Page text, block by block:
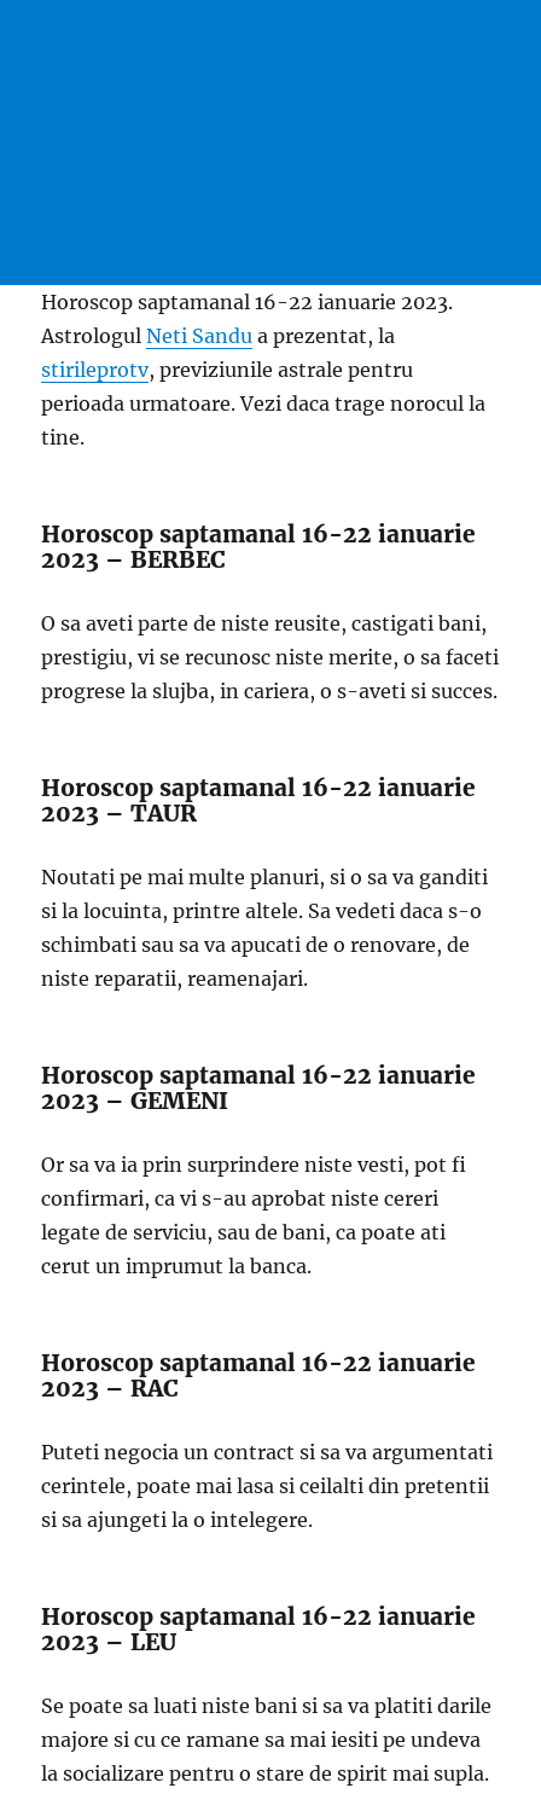
Horoscop saptamanal 16-22 ianuarie 2023.
AstrologulNeti Sandu a prezentat, la
stirileprotv, previziunile astrale pentru
perioada urmatoare. Vezi daca trage norocul la
tine.
Horoscop saptamanal 16-22 ianuarie
2023 – BERBEC
O sa aveti parte de niste reusite, castigati bani,
prestigiu, vi se recunosc niste merite, o sa faceti
progrese la slujba, in cariera, o s-aveti si succes.
Horoscop saptamanal 16-22 ianuarie
2023 – TAUR
Noutati pe mai multe planuri, si o sa va ganditi
si la locuinta, printre altele. Sa vedeti daca s-o
schimbati sau sa va apucati de o renovare, de
niste reparatii, reamenajari.
Horoscop saptamanal 16-22 ianuarie
2023 – GEMENI
Or sa va ia prin surprindere niste vesti, pot fi
confirmari, ca vi s-au aprobat niste cereri
legate de serviciu, sau de bani, ca poate ati
cerut un imprumut la banca.
Horoscop saptamanal 16-22 ianuarie
2023 – RAC
Puteti negocia un contract si sa va argumentati
cerintele, poate mai lasa si ceilalti din pretentii
si sa ajungeti la o intelegere.
Horoscop saptamanal 16-22 ianuarie
2023 – LEU
Se poate sa luati niste bani si sa va platiti darile
majore si cu ce ramane sa mai iesiti pe undeva
la socializare pentru o stare de spirit mai supla.